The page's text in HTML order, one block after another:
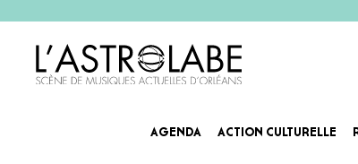
AGENDA ACTION CULTURELLE